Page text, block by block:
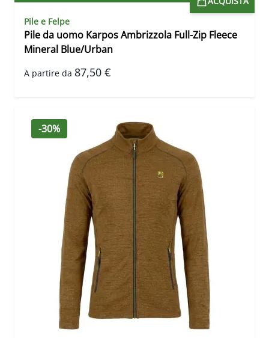
Pile e Felpe
Pile da uomo Karpos Ambrizzola Full-Zip Fleece
Mineral Blue/Urban
A partire da 87,50 €
-30%